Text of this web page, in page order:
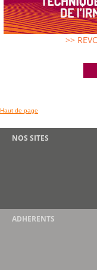
>>
Haut de page
NOS SITES
ADHERENTS